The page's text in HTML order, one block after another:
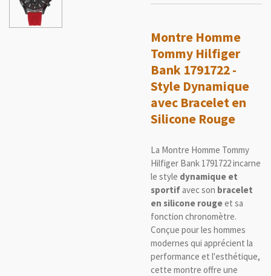
Montre Homme
Tommy Hilfiger
Bank 1791722 -
Style Dynamique
avec Bracelet en
Silicone Rouge
La Montre Homme Tommy
Hilfiger Bank 1791722 incarne
le style dynamique et
sportif avec son bracelet
en silicone rougeet sa
fonction chronomètre.
Conçue pour les hommes
modernes qui apprécient la
performance et l'esthétique,
cette montre offre une